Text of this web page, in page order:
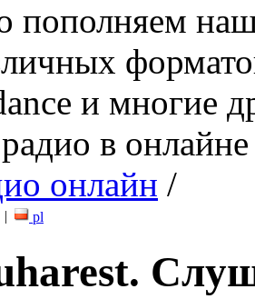
пополняем
и многие
в
онлайн /
| pl